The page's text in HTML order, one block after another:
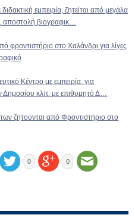
εμπειρία, ζητείται από μεγάλα
αποστολή βιογραφικ…
φροντιστήριο στο Χαλάνδρι για λίγες
Κέντρο με εμπειρία, για
Δημοσίου κλπ. με επιθυμητό Δ…
ζητούνται από Φροντιστήριο στο
0 0